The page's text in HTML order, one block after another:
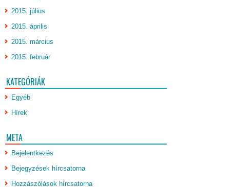
2015. július
2015. április
2015. március
2015. február
KATEGÓRIÁK
Egyéb
Hírek
META
Bejelentkezés
Bejegyzések hírcsatorna
Hozzászólások hírcsatorna